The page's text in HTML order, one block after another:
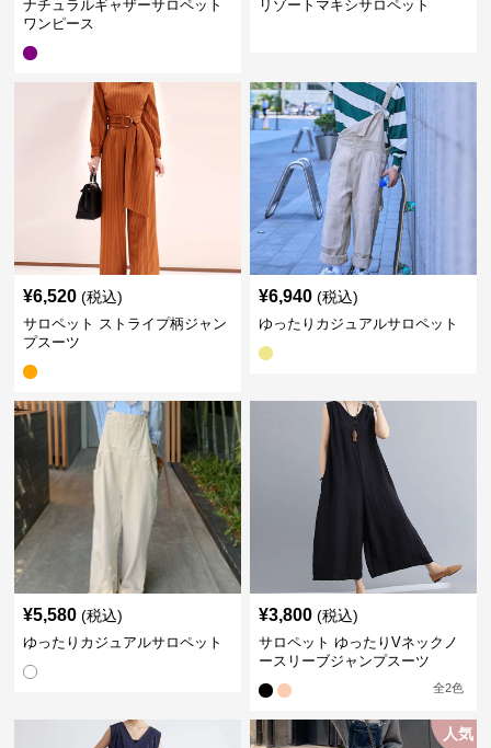
ナチュラルギャザーサロペット
ワンピース
リゾートマキシサロペット
¥6,520 (税込)
サロペット ストライプ柄ジャン
プスーツ
¥6,940 (税込)
ゆったりカジュアルサロペット
¥5,580 (税込)
ゆったりカジュアルサロペット
¥3,800 (税込)
サロペット ゆったりVネックノ
ースリーブジャンプスーツ
全2色
人気